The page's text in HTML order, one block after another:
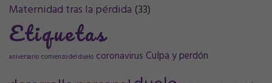
Maternidad tras la pérdida (33)
Etiquetas
aniversario comienzo del duelo coronavirus Culpa y perdón